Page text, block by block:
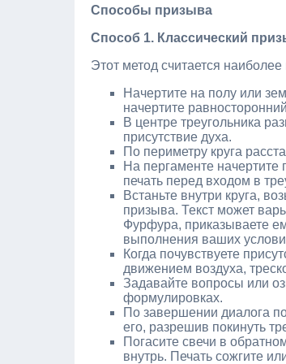
Способы призыва
Способ 1. Классический
Этот метод считается
Начертите на полу или
начертите
В центре треугольника
присутствие духа.
По периметру круга
На пергаменте
печать перед входом в
Встаньте внутри круга,
призыва. Текст может
Фурфура, приказываете
выполнения ваших
Когда почувствуете
движением воздуха,
Задавайте вопросы или
формулировках.
По завершении диалога
его, разрешив покинуть
Погасите свечи в
внутрь. Печать сожгите